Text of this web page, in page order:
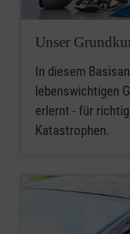
Unser
In diesem
lebenswichtigen
erlernt - für
Katastrophen.